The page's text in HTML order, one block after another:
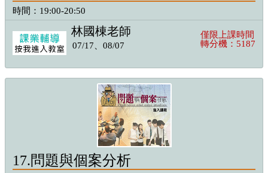
時間：19:00-20:50
林國棟老師
僅限上課時間
轉分機：5187
07/17、08/07
17.問題與個案分析